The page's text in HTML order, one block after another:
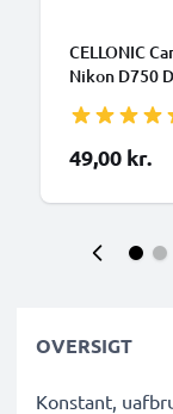
CELLONIC
Nikon D750
bagcover låg
49,00 kr.
OVERSIGT
Konstant,